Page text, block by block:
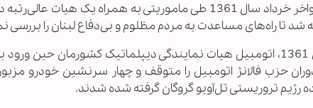
احمد متوسلیان در اواخر خرداد سال 1361 طی ماموریتی به
تا راه‌های مساعدت به مردم مظلوم و بی‌دفاع لبنان را بررسی
در چهاردهم تیر سال 1361، اتومبیل هیات نمایندگی دیپلماتیک
حزب فالانژ اتومبیل را متوقف و چهار سرنشین خودرو
رژیم تروریستی تل‌آویو گروگان گرفته شده شدند.